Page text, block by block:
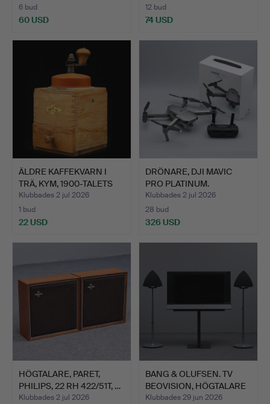
6 bud
60 USD
12 bud
74 USD
ÄLDRE KAFFEKVARN I
TRÄ, KYM, 1900-TALETS
M…
Klubbades 2 jul 2026
1 bud
22 USD
DRÖNARE, DJI MAVIC
PRO PLATINUM.
Klubbades 2 jul 2026
28 bud
326 USD
HÖGTALARE, PARET,
PHILIPS, 22 RH 422/51T, …
Klubbades 2 jul 2026
BANG & OLUFSEN. TV
BEOVISION, HÖGTALARE
BE…
Klubbades 29 jun 2026